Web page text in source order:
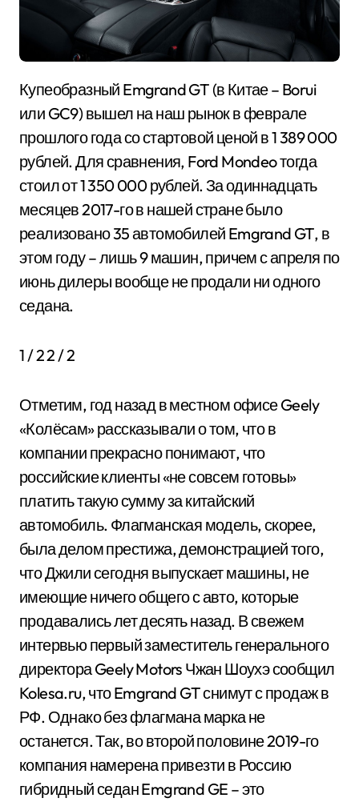
Купеобразный Emgrand GT (в Китае – Borui
или GC9) вышел на наш рынок в феврале
прошлого года со стартовой ценой в 1 389 000
рублей. Для сравнения, Ford Mondeo тогда
стоил от 1 350 000 рублей. За одиннадцать
месяцев 2017-го в нашей стране было
реализовано 35 автомобилей Emgrand GT, в
этом году – лишь 9 машин, причем с апреля по
июнь дилеры вообще не продали ни одного
седана.
1/ 22/ 2
Отметим, год назад в местном офисе Geely
«Колёсам» рассказывали о том, что в
компании прекрасно понимают, что
российские клиенты «не совсем готовы»
платить такую сумму за китайский
автомобиль. Флагманская модель, скорее,
была делом престижа, демонстрацией того,
что Джили сегодня выпускает машины, не
имеющие ничего общего с авто, которые
продавались лет десять назад. В свежем
интервью первый заместитель генерального
директора Geely Motors Чжан Шоухэ сообщил
Kolesa.ru, что Emgrand GT снимут с продаж в
РФ. Однако без флагмана марка не
останется. Так, во второй половине 2019-го
компания намерена привезти в Россию
гибридный седан Emgrand GE – это